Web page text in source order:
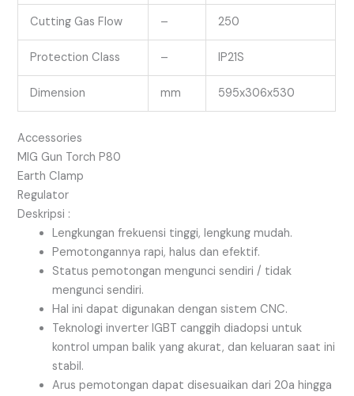
Cutting Gas Flow – 250
Protection Class – IP21S
Dimension mm 595x306x530
Accessories
MIG Gun Torch P80
Earth Clamp
Regulator
Deskripsi :
Lengkungan frekuensi tinggi, lengkung mudah.
Pemotongannya rapi, halus dan efektif.
Status pemotongan mengunci sendiri / tidak
mengunci sendiri.
Hal ini dapat digunakan dengan sistem CNC.
Teknologi inverter IGBT canggih diadopsi untuk
kontrol umpan balik yang akurat, dan keluaran saat ini
stabil.
Arus pemotongan dapat disesuaikan dari 20a hingga